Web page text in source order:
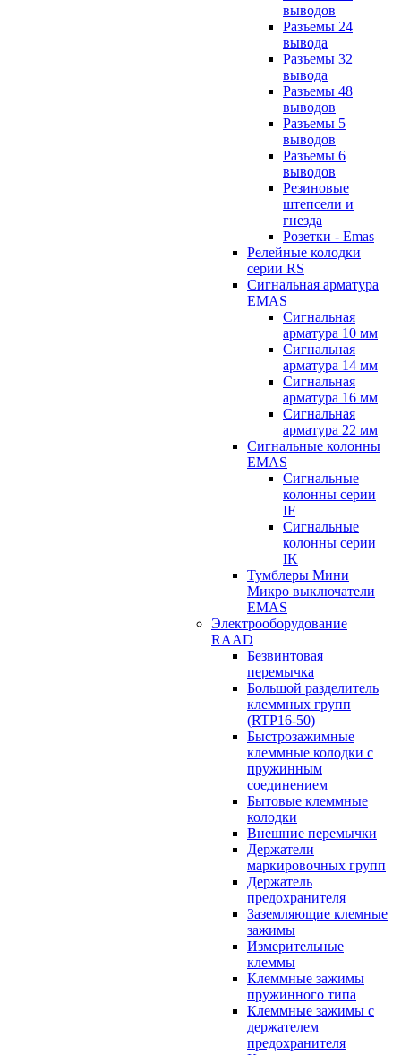
выводов
Разъемы 24
вывода
Разъемы 32
вывода
Разъемы 48
выводов
Разъемы 5
выводов
Разъемы 6
выводов
Резиновые
штепсели и
гнезда
Розетки - Emas
Релейные колодки
серии RS
Сигнальная арматура
EMAS
Сигнальная
арматура 10 мм
Сигнальная
арматура 14 мм
Сигнальная
арматура 16 мм
Сигнальная
арматура 22 мм
Сигнальные колонны
EMAS
Сигнальные
колонны серии
IF
Сигнальные
колонны серии
IK
Тумблеры Мини
Микро выключатели
EMAS
Электрооборудование
RAAD
Безвинтовая
перемычка
Большой разделитель
клеммных групп
(RTP16-50)
Быстрозажимные
клеммные колодки с
пружинным
соединением
Бытовые клеммные
колодки
Внешние перемычки
Держатели
маркировочных групп
Держатель
предохранителя
Заземляющие клемные
зажимы
Измерительные
клеммы
Клеммные зажимы
пружинного типа
Клеммные зажимы с
держателем
предохранителя